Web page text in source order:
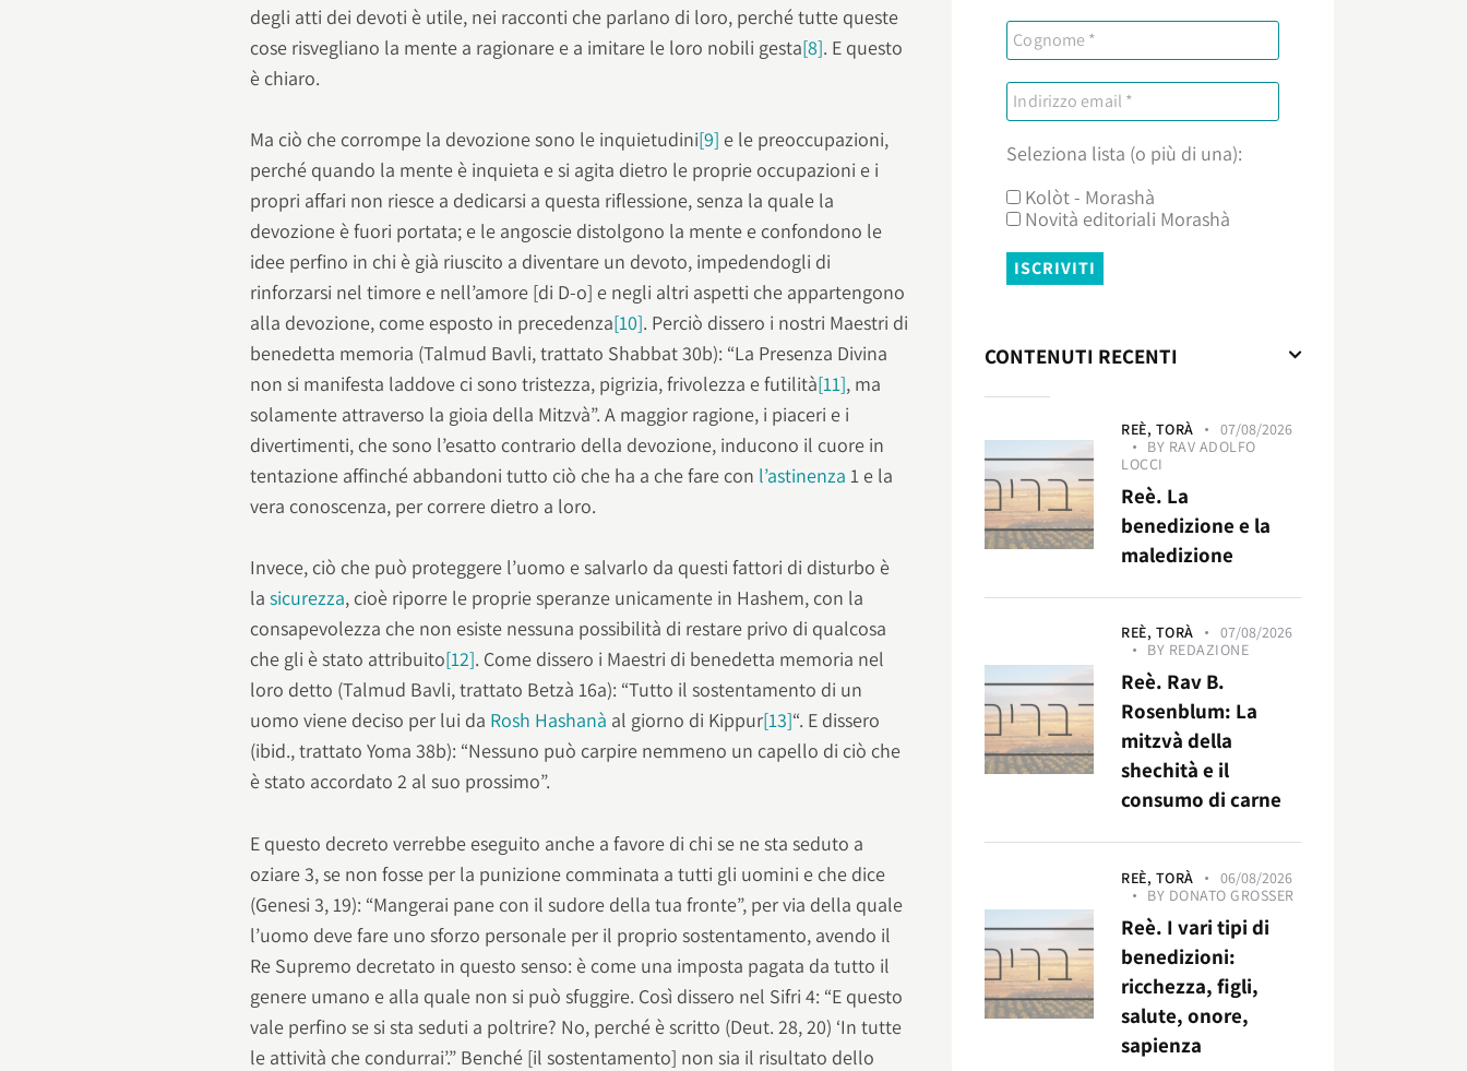
degli atti dei devoti è utile, nei racconti che parlano di loro, perché tutte queste
cose risvegliano la mente a ragionare e a imitare le loro nobili gesta[8]. E questo
è chiaro.
Ma ciò che corrompe la devozione sono le inquietudini[9] e le preoccupazioni,
perché quando la mente è inquieta e si agita dietro le proprie occupazioni e i
propri affari non riesce a dedicarsi a questa riflessione, senza la quale la
devozione è fuori portata; e le angoscie distolgono la mente e confondono le
idee perfino in chi è già riuscito a diventare un devoto, impedendogli di
rinforzarsi nel timore e nell’amore [di D-o] e negli altri aspetti che appartengono
alla devozione, come esposto in precedenza[10]. Perciò dissero i nostri Maestri di
benedetta memoria (Talmud Bavli, trattato Shabbat 30b): “La Presenza Divina
non si manifesta laddove ci sono tristezza, pigrizia, frivolezza e futilità[11], ma
solamente attraverso la gioia della Mitzvà”. A maggior ragione, i piaceri e i
divertimenti, che sono l’esatto contrario della devozione, inducono il cuore in
tentazione affinché abbandoni tutto ciò che ha a che fare con l’astinenza 1 e la
vera conoscenza, per correre dietro a loro.
Invece, ciò che può proteggere l’uomo e salvarlo da questi fattori di disturbo è
lasicurezza, cioè riporre le proprie speranze unicamente in Hashem, con la
consapevolezza che non esiste nessuna possibilità di restare privo di qualcosa
che gli è stato attribuito[12]. Come dissero i Maestri di benedetta memoria nel
loro detto (Talmud Bavli, trattato Betzà 16a): “Tutto il sostentamento di un
uomo viene deciso per lui da Rosh Hashanà al giorno di Kippur[13]“. E dissero
(ibid., trattato Yoma 38b): “Nessuno può carpire nemmeno un capello di ciò che
è stato accordato 2 al suo prossimo”.
E questo decreto verrebbe eseguito anche a favore di chi se ne sta seduto a
oziare 3, se non fosse per la punizione comminata a tutti gli uomini e che dice
(Genesi 3, 19): “Mangerai pane con il sudore della tua fronte”, per via della quale
l’uomo deve fare uno sforzo personale per il proprio sostentamento, avendo il
Re Supremo decretato in questo senso: è come una imposta pagata da tutto il
genere umano e alla quale non si può sfuggire. Così dissero nel Sifri 4: “E questo
vale perfino se si sta seduti a poltrire? No, perché è scritto (Deut. 28, 20) ‘In tutte
le attività che condurrai’.” Benché [il sostentamento] non sia il risultato dello
Seleziona lista (o più di una):
Kolòt - Morashà
Novità editoriali Morashà
CONTENUTI RECENTI
REÈ, TORÀ
07/08/2026
BY RAV ADOLFO
LOCCI
Reè. La
benedizione e la
maledizione
REÈ, TORÀ
07/08/2026
BY REDAZIONE
Reè. Rav B.
Rosenblum: La
mitzvà della
shechità e il
consumo di carne
REÈ, TORÀ
06/08/2026
BY DONATO GROSSER
Reè. I vari tipi di
benedizioni:
ricchezza, figli,
salute, onore,
sapienza